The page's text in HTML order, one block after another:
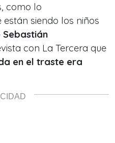
como lo
siendo los niños
Sebastián
con La Tercera que
en el traste era